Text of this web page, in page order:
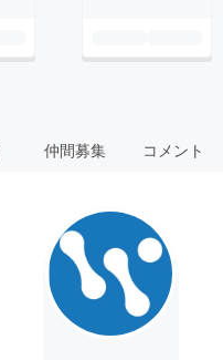
仲間募集 コメント